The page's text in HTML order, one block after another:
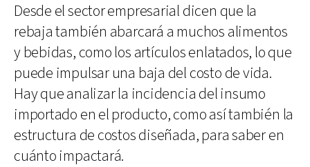
Desde el sector empresarial dicen que la
rebaja también abarcará a muchos alimentos
y bebidas, como los artículos enlatados, lo que
puede impulsar una baja del costo de vida.
Hay que analizar la incidencia del insumo
importado en el producto, como así también la
estructura de costos diseñada, para saber en
cuánto impactará.